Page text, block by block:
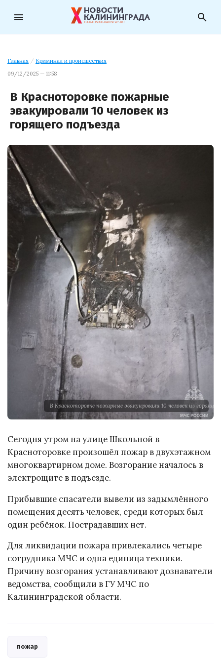
menu search
Главная / Криминал и происшествия
09/12/2025 — 11:58
В Красноторовке пожарные
эвакуировали 10 человек из
горящего подъезда
В Красноторовке пожарные эвакуировали 10 человек из горящего
Сегодня утром на улице Школьной в
Красноторовке произошёл пожар в двухэтажном
многоквартирном доме. Возгорание началось в
электрощите в подъезде.
Прибывшие спасатели вывели из задымлённого
помещения десять человек, среди которых был
один ребёнок. Пострадавших нет.
Для ликвидации пожара привлекались четыре
сотрудника МЧС и одна единица техники.
Причину возгорания устанавливают дознаватели
ведомства, сообщили в ГУ МЧС по
Калининградской области.
пожар